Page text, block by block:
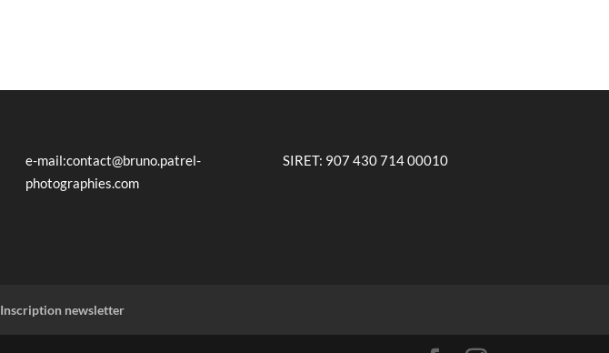
e-mail:contact@bruno.patrel-
photographies.com
SIRET: 907 430 714 00010
Inscription newsletter